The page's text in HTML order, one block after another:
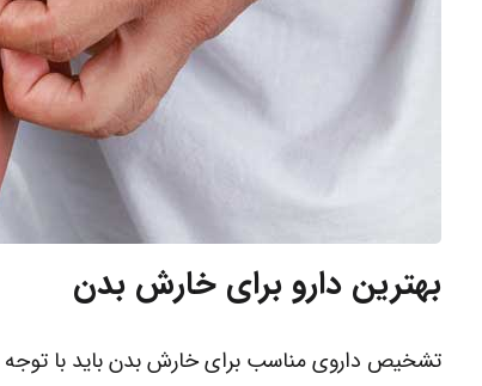
بهترین دارو برای خارش بدن
تشخیص داروی مناسب برای خارش بدن باید با توجه